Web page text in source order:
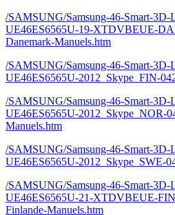
/SAMSUNG/Samsung-46-Smart-
UE46ES6565U-19-XTDVBEUE-
Danemark-Manuels.htm
/SAMSUNG/Samsung-46-Smart-
UE46ES6565U-2012_Skype_FIN-
/SAMSUNG/Samsung-46-Smart-
UE46ES6565U-2012_Skype_NOR-
Manuels.htm
/SAMSUNG/Samsung-46-Smart-
UE46ES6565U-2012_Skype_SWE-
/SAMSUNG/Samsung-46-Smart-
UE46ES6565U-21-XTDVBEUE-
Finlande-Manuels.htm